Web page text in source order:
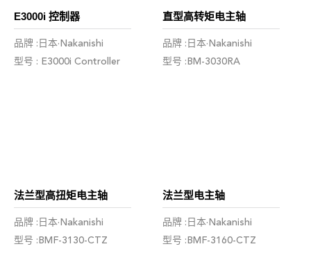
E3000i 控制器
品牌 :日本·Nakanishi
型号 : E3000i Controller
直型高转矩电主轴
品牌 :日本·Nakanishi
型号 :BM-3030RA
法兰型高扭矩电主轴
品牌 :日本·Nakanishi
型号 :BMF-3130-CTZ
法兰型电主轴
品牌 :日本·Nakanishi
型号 :BMF-3160-CTZ